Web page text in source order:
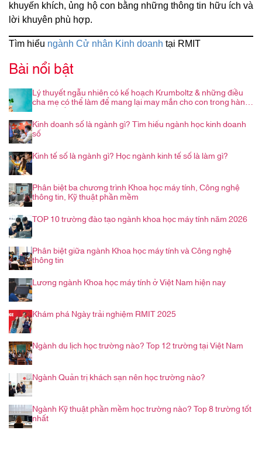
khuyến khích, ủng hộ con bằng những thông tin hữu ích và
lời khuyên phù hợp.
Tìm hiểu ngành Cử nhân Kinh doanh tại RMIT
Bài nổi bật
Lý thuyết ngẫu nhiên có kế hoạch Krumboltz & những điều
cha mẹ có thể làm để mang lại may mắn cho con trong hành
trình nghề nghiệp
Kinh doanh số là ngành gì? Tìm hiểu ngành học kinh doanh
số
Kinh tế số là ngành gì? Học ngành kinh tế số là làm gì?
Phân biệt ba chương trình Khoa học máy tính, Công nghệ
thông tin, Kỹ thuật phần mềm
TOP 10 trường đào tạo ngành khoa học máy tính năm 2026
Phân biệt giữa ngành Khoa học máy tính và Công nghệ
thông tin
Lương ngành Khoa học máy tính ở Việt Nam hiện nay
Khám phá Ngày trải nghiệm RMIT 2025
Ngành du lịch học trường nào? Top 12 trường tại Việt Nam
Ngành Quản trị khách sạn nên học trường nào?
Ngành Kỹ thuật phần mềm học trường nào? Top 8 trường tốt
nhất